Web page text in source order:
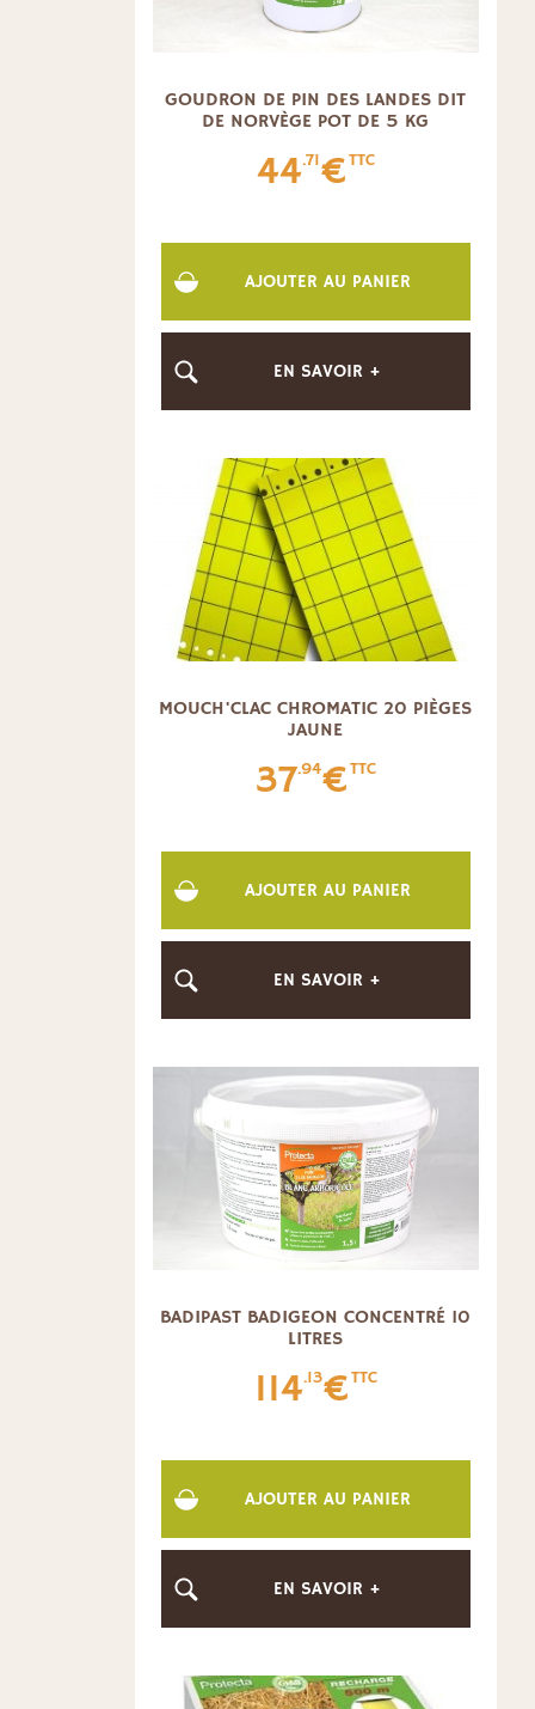
GOUDRON DE PIN DES LANDES DIT
DE NORVÈGE POT DE 5 KG
44.71€TTC
AJOUTER AU PANIER
EN SAVOIR +
MOUCH'CLAC CHROMATIC 20 PIÈGES
JAUNE
37.94€TTC
AJOUTER AU PANIER
EN SAVOIR +
BADIPAST BADIGEON CONCENTRÉ 10
LITRES
114.13€TTC
AJOUTER AU PANIER
EN SAVOIR +